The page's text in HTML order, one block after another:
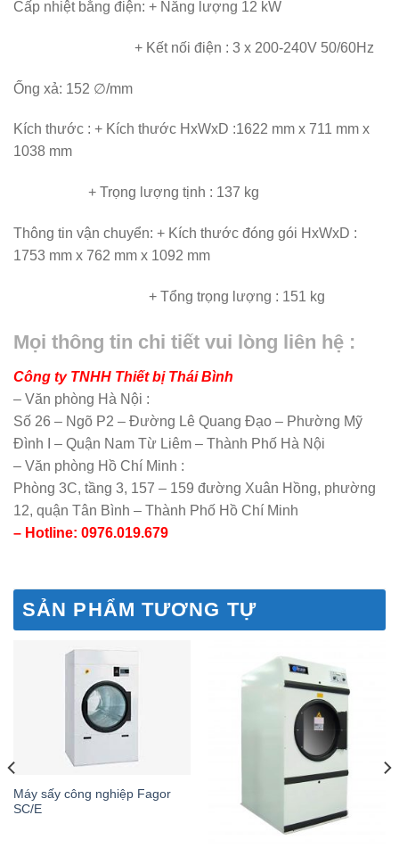
Cấp nhiệt bằng điện: + Năng lượng 12 kW
+ Kết nối điện : 3 x 200-240V 50/60Hz
Ống xả: 152 ∅/mm
Kích thước : + Kích thước HxWxD :1622 mm x 711 mm x
1038 mm
+ Trọng lượng tịnh : 137 kg
Thông tin vận chuyển: + Kích thước đóng gói HxWxD :
1753 mm x 762 mm x 1092 mm
+ Tổng trọng lượng : 151 kg
Mọi thông tin chi tiết vui lòng liên hệ :
Công ty TNHH Thiết bị Thái Bình
– Văn phòng Hà Nội :
Số 26 – Ngõ P2 – Đường Lê Quang Đạo – Phường Mỹ
Đình I – Quận Nam Từ Liêm – Thành Phố Hà Nội
– Văn phòng Hồ Chí Minh :
Phòng 3C, tầng 3, 157 – 159 đường Xuân Hồng, phường
12, quận Tân Bình – Thành Phố Hồ Chí Minh
– Hotline: 0976.019.679
SẢN PHẨM TƯƠNG TỰ
Máy sấy công nghiệp Fagor
SC/E